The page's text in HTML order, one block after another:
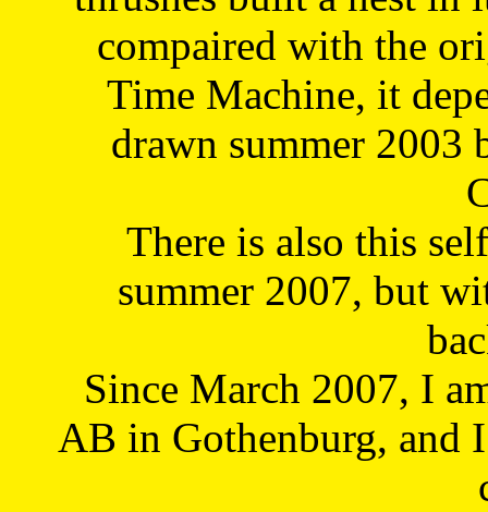
compaired with the
Time Machine, it
drawn summer 2003
There is also this
summer 2007, but
Since March 2007, I
AB in Gothenburg, and